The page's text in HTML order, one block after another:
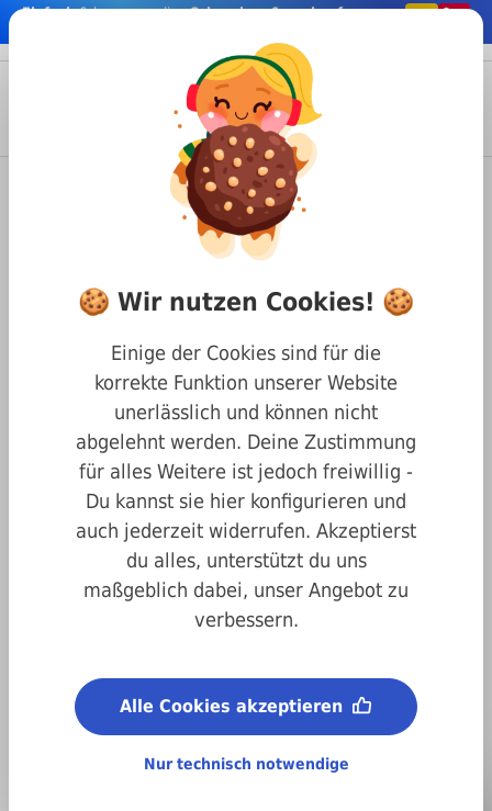
springen
Einfach& bequem onlineSchrauben & co. kaufen
Anmelden
Befestigungstechnik Nägel & Stifte
Zylinderstift Form A Toleranzfeld m6 DIN 7 Edelstahl 1.4305
Zylinderstift Form A
Toleranzfeld m6 DIN 7
Edelstahl 1.4305 12 x 45
02000m7120045
Durchmesser:
🍪 Wir nutzen Cookies! 🍪
Einige der Cookies sind für die
korrekte Funktion unserer Website
unerlässlich und können nicht
abgelehnt werden. Deine Zustimmung
für alles Weitere ist jedoch freiwillig -
Du kannst sie hier konfigurieren und
auch jederzeit widerrufen. Akzeptierst
du alles, unterstützt du uns
maßgeblich dabei, unser Angebot zu
verbessern.
Alle Cookies akzeptieren
Nur technisch notwendige